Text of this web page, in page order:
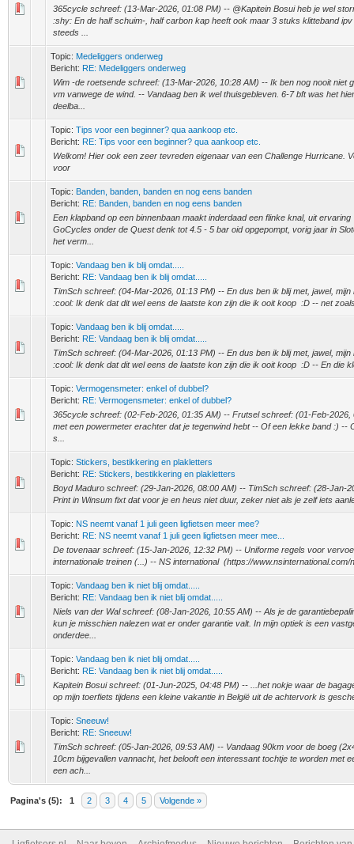
365cycle schreef: (13-Mar-2026, 01:08 PM) -- @Kapitein Bosui heb je wel
:shy: En de half schuim-, half carbon kap heeft ook maar 3 stuks klitteband
steeds ...
Topic: Medeliggers onderweg
Bericht: RE: Medeliggers onderweg
Wim -de roetsende schreef: (13-Mar-2026, 10:28 AM) -- Ik ben nog nooit niet
vm vanwege de wind. -- Vandaag ben ik wel thuisgebleven. 6-7 bft was het
deelba...
Topic: Tips voor een beginner? qua aankoop etc.
Bericht: RE: Tips voor een beginner? qua aankoop etc.
Welkom! Hier ook een zeer tevreden eigenaar van een Challenge Hurricane.
voor
Topic: Banden, banden, banden en nog eens banden
Bericht: RE: Banden, banden en nog eens banden
Een klapband op een binnenbaan maakt inderdaad een flinke knal, uit
GoCycles onder de Quest denk tot 4.5 - 5 bar oid opgepompt, vorig jaar in
het verm...
Topic: Vandaag ben ik blij omdat.....
Bericht: RE: Vandaag ben ik blij omdat.....
TimSch schreef: (04-Mar-2026, 01:13 PM) -- En dus ben ik blij met, jawel,
:cool: Ik denk dat dit wel eens de laatste kon zijn die ik ooit koop :D -- net
Topic: Vandaag ben ik blij omdat.....
Bericht: RE: Vandaag ben ik blij omdat.....
TimSch schreef: (04-Mar-2026, 01:13 PM) -- En dus ben ik blij met, jawel,
:cool: Ik denk dat dit wel eens de laatste kon zijn die ik ooit koop :D -- En die
Topic: Vermogensmeter: enkel of dubbel?
Bericht: RE: Vermogensmeter: enkel of dubbel?
365cycle schreef: (02-Feb-2026, 01:35 AM) -- Frutsel schreef: (01-Feb-2026,
met een powermeter erachter dat je tegenwind hebt -- Of een lekke band :) --
s...
Topic: Stickers, bestikkering en plakletters
Bericht: RE: Stickers, bestikkering en plakletters
Boyd Maduro schreef: (29-Jan-2026, 08:00 AM) -- TimSch schreef: (28-Jan-
Print in Winsum fixt dat voor je en heus niet duur, zeker niet als je zelf iets
Topic: NS neemt vanaf 1 juli geen ligfietsen meer mee?
Bericht: RE: NS neemt vanaf 1 juli geen ligfietsen meer mee...
De tovenaar schreef: (15-Jan-2026, 12:32 PM) -- Uniforme regels voor
internationale treinen (...) -- NS international (https://www.nsinternational.com/
Topic: Vandaag ben ik niet blij omdat.....
Bericht: RE: Vandaag ben ik niet blij omdat.....
Niels van der Wal schreef: (08-Jan-2026, 10:55 AM) -- Als je de
kun je misschien nalezen wat er onder garantie valt. In mijn optiek is een
onderdee...
Topic: Vandaag ben ik niet blij omdat.....
Bericht: RE: Vandaag ben ik niet blij omdat.....
Kapitein Bosui schreef: (01-Jun-2025, 04:48 PM) -- ...het nokje waar de
op mijn toerfiets tijdens een kleine vakantie in België uit de achtervork is
Topic: Sneeuw!
Bericht: RE: Sneeuw!
TimSch schreef: (05-Jan-2026, 09:53 AM) -- Vandaag 90km voor de boeg
10cm bijgevallen vannacht, het belooft een interessant tochtje te worden met
een ach...
Pagina's (5): 1 2 3 4 5 Volgende »